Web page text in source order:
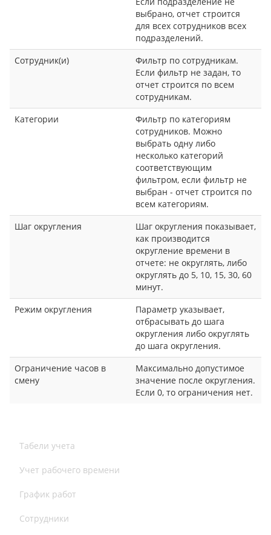
выбрано, отчет строится
для всех сотрудников всех
подразделений.
Сотрудник(и)
Фильтр по сотрудникам.
Если фильтр не задан, то
отчет строится по всем
сотрудникам.
Категории
Фильтр по категориям
сотрудников. Можно
выбрать одну либо
несколько категорий
соответствующим
фильтром, если фильтр не
выбран - отчет строится по
всем категориям.
Шаг округления
Шаг округления показывает,
как производится
округление времени в
отчете: не округлять, либо
округлять до 5, 10, 15, 30, 60
минут.
Режим округления
Параметр указывает,
отбрасывать до шага
округления либо округлять
до шага округления.
Ограничение часов в
смену
Максимально допустимое
значение после округления.
Если 0, то ограничения нет.
Табели учета
Учет рабочего времени
График работ
Сотрудники